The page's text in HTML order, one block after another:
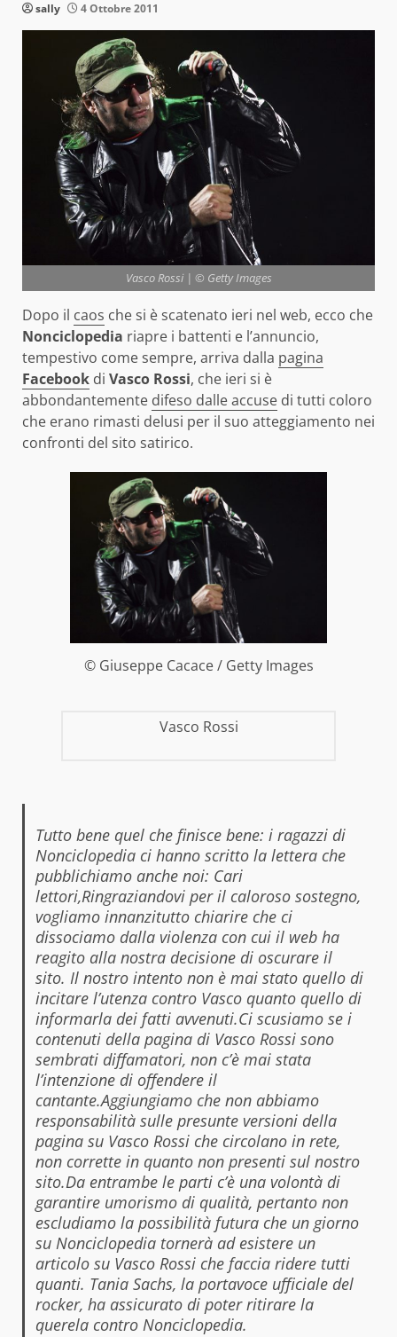
sally 4 Ottobre 2011
Vasco Rossi | © Getty Images
Dopo il caos che si è scatenato ieri nel web, ecco che
Nonciclopedia riapre i battenti e l’annuncio,
tempestivo come sempre, arriva dalla pagina
Facebook di Vasco Rossi, che ieri si è
abbondantemente difeso dalle accuse di tutti coloro
che erano rimasti delusi per il suo atteggiamento nei
confronti del sito satirico.
© Giuseppe Cacace / Getty Images
Vasco Rossi
Tutto bene quel che finisce bene: i ragazzi di
Nonciclopedia ci hanno scritto la lettera che
pubblichiamo anche noi: Cari
lettori,Ringraziandovi per il caloroso sostegno,
vogliamo innanzitutto chiarire che ci
dissociamo dalla violenza con cui il web ha
reagito alla nostra decisione di oscurare il
sito. Il nostro intento non è mai stato quello di
incitare l’utenza contro Vasco quanto quello di
informarla dei fatti avvenuti.Ci scusiamo se i
contenuti della pagina di Vasco Rossi sono
sembrati diffamatori, non c’è mai stata
l’intenzione di offendere il
cantante.Aggiungiamo che non abbiamo
responsabilità sulle presunte versioni della
pagina su Vasco Rossi che circolano in rete,
non corrette in quanto non presenti sul nostro
sito.Da entrambe le parti c’è una volontà di
garantire umorismo di qualità, pertanto non
escludiamo la possibilità futura che un giorno
su Nonciclopedia tornerà ad esistere un
articolo su Vasco Rossi che faccia ridere tutti
quanti. Tania Sachs, la portavoce ufficiale del
rocker, ha assicurato di poter ritirare la
querela contro Nonciclopedia.